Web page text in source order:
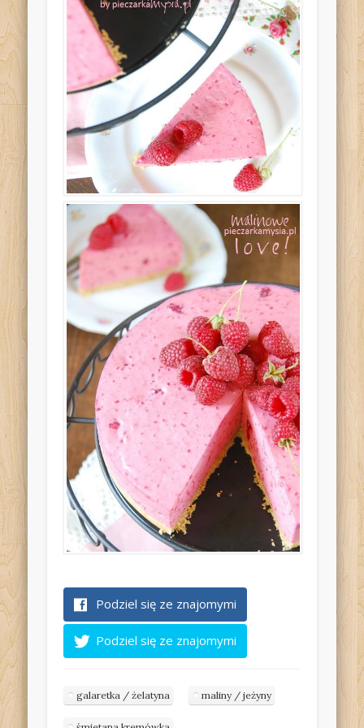
Podziel się ze znajomymi
Podziel się ze znajomymi
galaretka / żelatyna maliny / jeżyny